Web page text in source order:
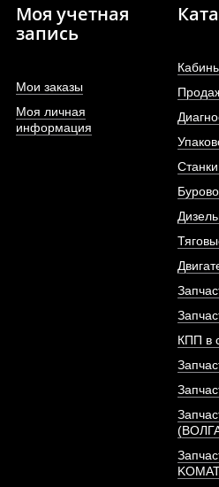
Шпилька переднего
АРТИКУЛ:
ПОД
Моя учетная
запись
Мои заказы
Моя личная
информация
КПП в